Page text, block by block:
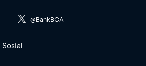
@BankBCA
Sosial